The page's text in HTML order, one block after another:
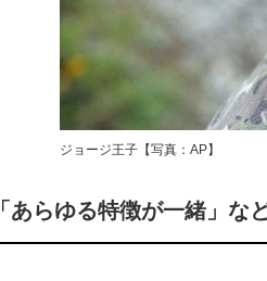
ジョージ王子【写真：AP】
「あらゆる特徴が一緒」な